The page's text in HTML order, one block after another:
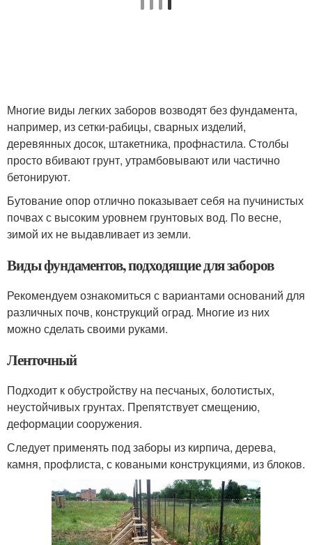
Многие виды легких заборов возводят без фундамента,
например, из сетки-рабицы, сварных изделий,
деревянных досок, штакетника, профнастила. Столбы
просто вбивают грунт, утрамбовывают или частично
бетонируют.
Бутование опор отлично показывает себя на пучинистых
почвах с высоким уровнем грунтовых вод. По весне,
зимой их не выдавливает из земли.
Виды фундаментов, подходящие для заборов
Рекомендуем ознакомиться с вариантами оснований для
различных почв, конструкций оград. Многие из них
можно сделать своими руками.
Ленточный
Подходит к обустройству на песчаных, болотистых,
неустойчивых грунтах. Препятствует смещению,
деформации сооружения.
Следует применять под заборы из кирпича, дерева,
камня, профлиста, с коваными конструкциями, из блоков.